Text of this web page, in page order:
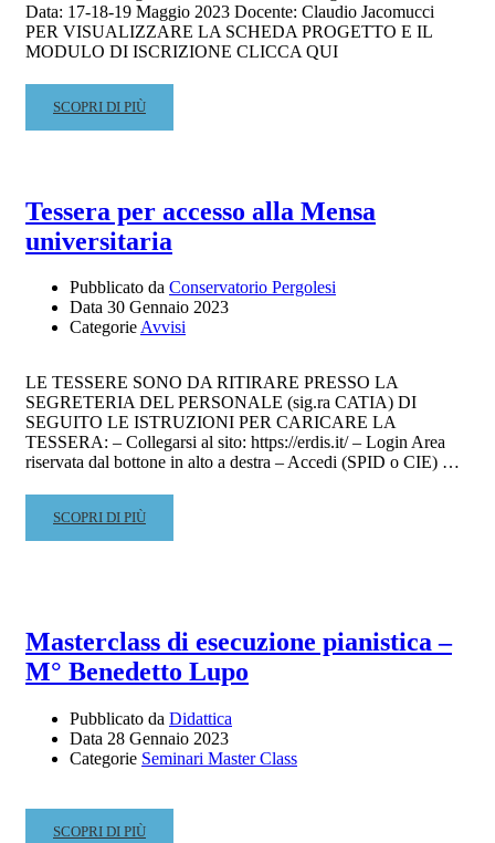
Data: 17-18-19 Maggio 2023 Docente: Claudio Jacomucci
PER VISUALIZZARE LA SCHEDA PROGETTO E IL
MODULO DI ISCRIZIONE CLICCA QUI
READ
MORE
DI
FORMAZIONE
E
AGGIORNAMENTO
SCOPRI DI PIÙ
Tessera per accesso alla Mensa
universitaria
Pubblicato da Conservatorio Pergolesi
Data 30 Gennaio 2023
CategorieAvvisi
LE TESSERE SONO DA RITIRARE PRESSO LA
SEGRETERIA DEL PERSONALE (sig.ra CATIA) DI
SEGUITO LE ISTRUZIONI PER CARICARE LA
TESSERA: – Collegarsi al sito: https://erdis.it/ – Login Area
riservata dal bottone in alto a destra – Accedi (SPID o CIE) …
READ
MORE
ALLA
MENSA
SCOPRI DI PIÙ
Masterclass di esecuzione pianistica –
M° Benedetto Lupo
Pubblicato da Didattica
Data 28 Gennaio 2023
Categorie Seminari Master Class
READ
SCOPRI DI PIÙ